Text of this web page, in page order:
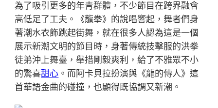
為了吸引更多的年青群體，不少節目在跨界融會
高低足了工夫。《龍拳》的說唱響起，舞者們身
著潮水衣飾跳起街舞，就在很多人認為這是一個
展示新潮文明的節目時，身著傳統技擊服的洪拳
徒弟沖上舞臺，舉措剛毅爽利，給了不雅眾不小
的驚喜甜心 。而阿卡貝拉扮演與《龍的傳人》這
首華語金曲的碰撞，也顯得既協調又新潮。